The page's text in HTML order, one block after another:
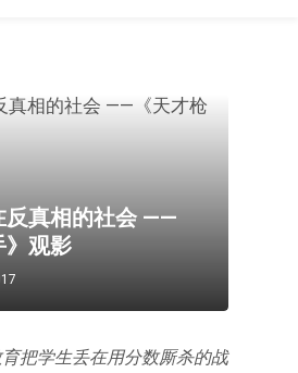
反真相的社会 ——
》观影
把学生丢在用分数厮杀的战